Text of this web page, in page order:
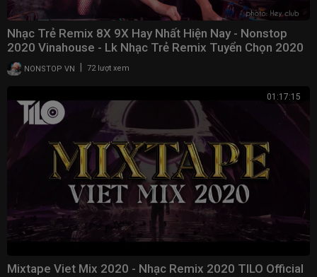
Nhạc Trẻ Remix 8X 9X Hay Nhất Hiện Nay - Nonstop
2020 Vinahouse - Lk Nhạc Trẻ Remix Tuyển Chọn 2020
NONSTOP VN 72 lượt xem
01:17:15
Mixtape Viet Mix 2020 - Nhạc Remix 2020 TILO Official